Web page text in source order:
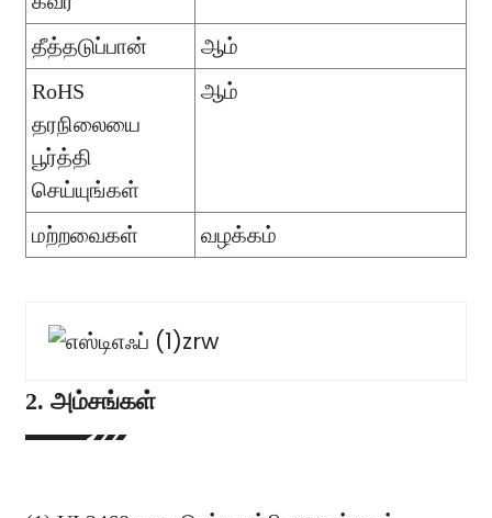
தீத்தடுப்பான்
ஆம்
RoHS
தரநிலையை
பூர்த்தி
செய்யுங்கள்
ஆம்
மற்றவைகள் வழக்கம்
2. அம்சங்கள்